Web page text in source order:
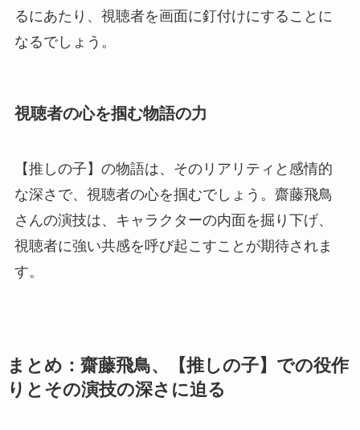
るにあたり、視聴者を画面に釘付けにすることに
なるでしょう。
視聴者の心を掴む物語の力
【推しの子】の物語は、そのリアリティと感情的
な深さで、視聴者の心を掴むでしょう。齋藤飛鳥
さんの演技は、キャラクターの内面を掘り下げ、
視聴者に強い共感を呼び起こすことが期待されま
す。
まとめ：齋藤飛鳥、【推しの子】での役作
りとその演技の深さに迫る